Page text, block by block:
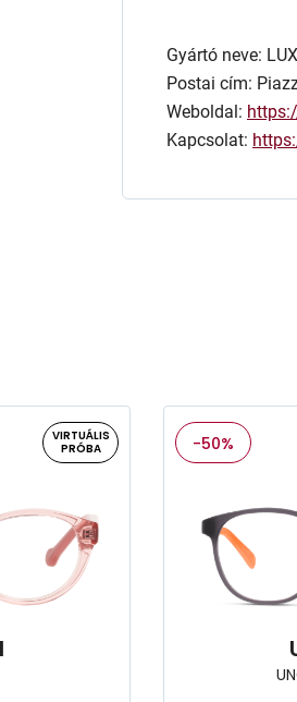
Gyártó neve:
Postai cím:
Weboldal:
Kapcsolat:
VIRTUÁLIS
PRÓBA
-50%